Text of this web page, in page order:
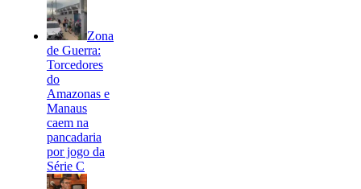
Zona
de Guerra:
Torcedores
do
Amazonas e
Manaus
caem na
pancadaria
por jogo da
Série C